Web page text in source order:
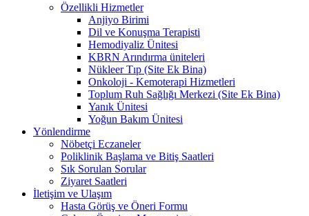
Özellikli Hizmetler
Anjiyo Birimi
Dil ve Konuşma Terapisti
Hemodiyaliz Ünitesi
KBRN Arındırma üniteleri
Nükleer Tıp (Site Ek Bina)
Onkoloji - Kemoterapi Hizmetleri
Toplum Ruh Sağlığı Merkezi (Site Ek Bina)
Yanık Ünitesi
Yoğun Bakım Ünitesi
Yönlendirme
Nöbetçi Eczaneler
Poliklinik Başlama ve Bitiş Saatleri
Sık Sorulan Sorular
Ziyaret Saatleri
İletişim ve Ulaşım
Hasta Görüş ve Öneri Formu